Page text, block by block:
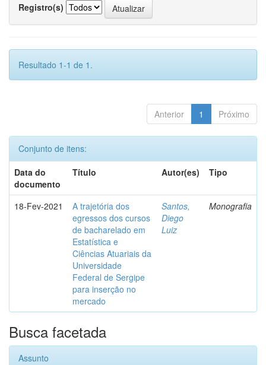
Registro(s)
Resultado 1-1 de 1.
Anterior 1 Próximo
Conjunto de itens:
Data do
documento
Título Autor(es) Tipo
18-Fev-2021
A trajetória dos
egressos dos cursos
de bacharelado em
Estatística e
Ciências Atuariais da
Universidade
Federal de Sergipe
para inserção no
mercado
Santos,
Diego
Luiz
Monografia
Busca facetada
Assunto